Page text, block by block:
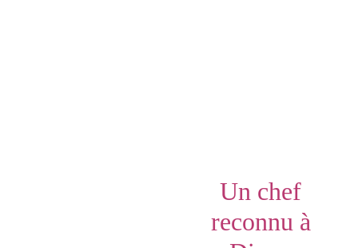
Un chef
reconnu à